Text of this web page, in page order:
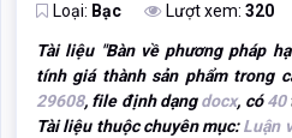
Loại: Bạc Lượt xem: 320
Tài liệu "Bàn về phương pháp
tính giá thành sản phẩm trong
29608, file định dạngdocx, có40
Tài liệu thuộc chuyên mục:Luận